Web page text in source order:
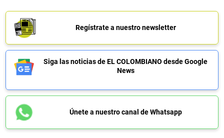
Regístrate a nuestro newsletter
Siga las noticias de EL COLOMBIANO desde Google
News
Únete a nuestro canal de Whatsapp